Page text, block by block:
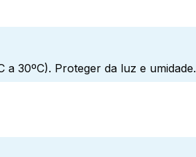
a 30ºC). Proteger da luz e umidade.